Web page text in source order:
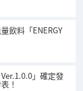
飲料「ENERGY
」確定發
！